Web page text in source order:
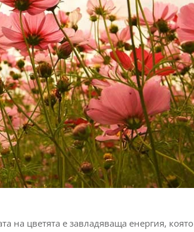
на цветята е завладяваща енергия, която